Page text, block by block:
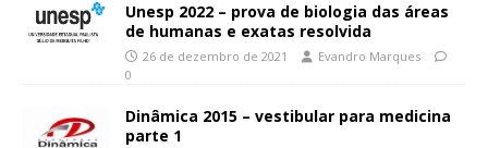
Unesp 2022 – prova de biologia das áreas
de humanas e exatas resolvida
26 de dezembro de 2021
Evandro Marques
0
Dinâmica 2015 – vestibular para medicina
parte 1